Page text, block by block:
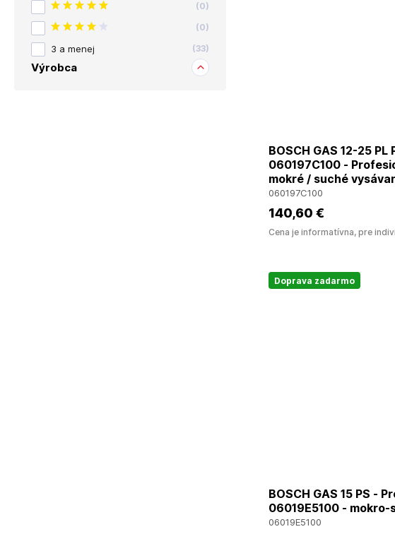
(0)
(0)
3 a menej (33)
Výrobca
BOSCH GAS 12-25
060197C100 -
mokré / suché
060197C100
140,60 €
Cena je informatívna, pre
Doprava zadarmo
BOSCH GAS 15 PS -
06019E5100 -
06019E5100